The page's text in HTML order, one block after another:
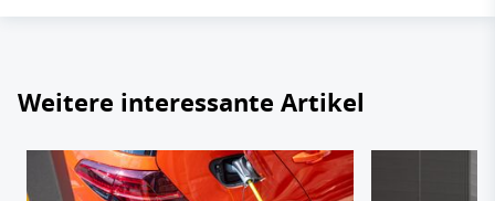
Weitere interessante Artikel